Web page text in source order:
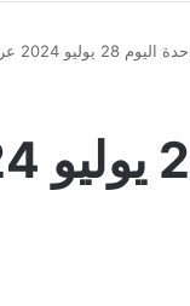
عروض يوميا تفوز